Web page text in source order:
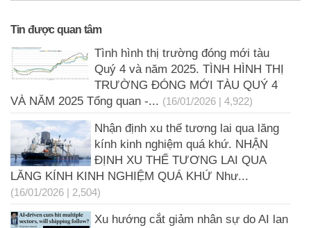
Tin được quan tâm
Tình hình thị trường đóng mới tàu
Quý 4 và năm 2025. TÌNH HÌNH THỊ
TRƯỜNG ĐÓNG MỚI TÀU QUÝ 4
VÀ NĂM 2025 Tổng quan -... (16/01/2026 | 4,922)
Nhận định xu thế tương lai qua lăng
kính kinh nghiệm quá khứ. NHẬN
ĐỊNH XU THẾ TƯƠNG LAI QUA
LĂNG KÍNH KINH NGHIỆM QUÁ KHỨ Như...
(16/01/2026 | 2,504)
Xu hướng cắt giảm nhân sự do AI lan